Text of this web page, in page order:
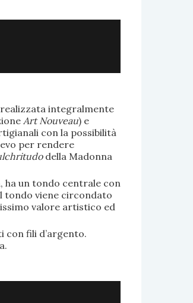
realizzata integralmente
Art Nouveau) e
con la possibilità
per rendere
della Madonna
ha un tondo centrale con
tondo viene circondato
valore artistico ed
con fili d’argento.